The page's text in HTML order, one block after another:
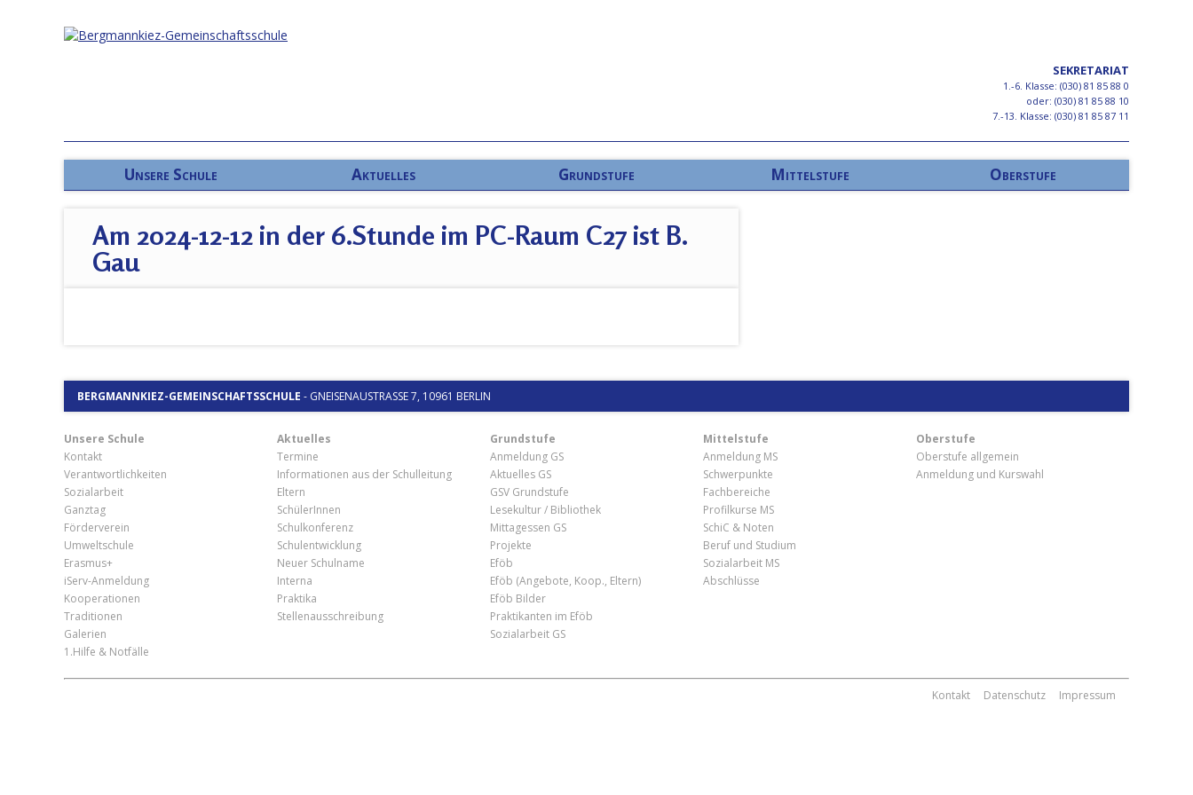
SEKRETARIAT
1.-6. Klasse: (030) 81 85 88 0
oder: (030) 81 85 88 10
7.-13. Klasse: (030) 81 85 87 11
Unsere Schule Aktuelles Grundstufe Mittelstufe Oberstufe
Am 2024-12-12 in der 6.Stunde im PC-Raum C27 ist B.
Gau
BERGMANNKIEZ-GEMEINSCHAFTSSCHULE - GNEISENAUSTRASSE 7, 10961 BERLIN
Unsere Schule
Kontakt
Verantwortlichkeiten
Sozialarbeit
Ganztag
Förderverein
Umweltschule
Erasmus+
iServ-Anmeldung
Kooperationen
Traditionen
Galerien
1.Hilfe & Notfälle
Aktuelles
Termine
Informationen aus der Schulleitung
Eltern
SchülerInnen
Schulkonferenz
Schulentwicklung
Neuer Schulname
Interna
Praktika
Stellenausschreibung
Grundstufe
Anmeldung GS
Aktuelles GS
GSV Grundstufe
Lesekultur / Bibliothek
Mittagessen GS
Projekte
Eföb
Eföb (Angebote, Koop., Eltern)
Eföb Bilder
Praktikanten im Eföb
Sozialarbeit GS
Mittelstufe
Anmeldung MS
Schwerpunkte
Fachbereiche
Profilkurse MS
SchiC & Noten
Beruf und Studium
Sozialarbeit MS
Abschlüsse
Oberstufe
Oberstufe allgemein
Anmeldung und Kurswahl
Kontakt Datenschutz Impressum